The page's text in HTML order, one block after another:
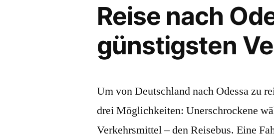
Reise nach
günstigsten
Um von Deutschland nach Odessa zu
drei Möglichkeiten: Unerschrockene
Verkehrsmittel – den Reisebus. Eine